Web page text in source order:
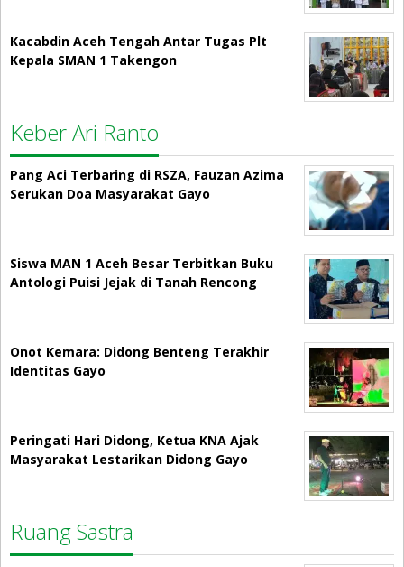
Kacabdin Aceh Tengah Antar Tugas Plt
Kepala SMAN 1 Takengon
Keber Ari Ranto
Pang Aci Terbaring di RSZA, Fauzan Azima
Serukan Doa Masyarakat Gayo
Siswa MAN 1 Aceh Besar Terbitkan Buku
Antologi Puisi Jejak di Tanah Rencong
Onot Kemara: Didong Benteng Terakhir
Identitas Gayo
Peringati Hari Didong, Ketua KNA Ajak
Masyarakat Lestarikan Didong Gayo
Ruang Sastra